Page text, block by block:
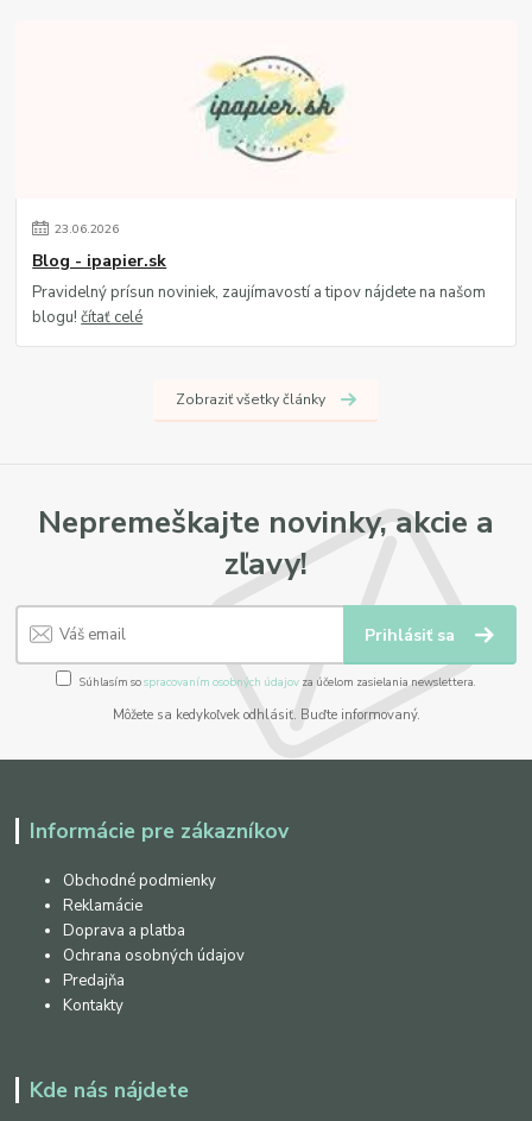
23.06.2026
Blog - ipapier.sk
Pravidelný prísun noviniek, zaujímavostí a tipov nájdete na našom
blogu!čítať celé
Zobraziť všetky články
Nepremeškajte novinky, akcie a
zľavy!
Prihlásiť sa
Súhlasím sospracovaním osobných údajov za účelom zasielania newslettera.
Môžete sa kedykoľvek odhlásiť. Buďte informovaný.
Informácie pre zákazníkov
Obchodné podmienky
Reklamácie
Doprava a platba
Ochrana osobných údajov
Predajňa
Kontakty
Kde nás nájdete